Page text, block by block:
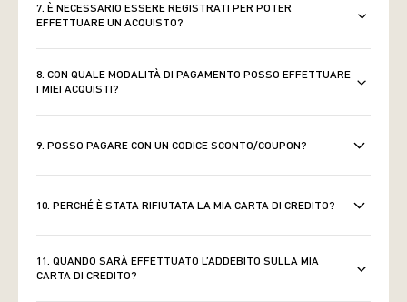
7. È NECESSARIO ESSERE REGISTRATI PER POTER
EFFETTUARE UN ACQUISTO?
8. CON QUALE MODALITÀ DI PAGAMENTO POSSO EFFETTUARE
I MIEI ACQUISTI?
9. POSSO PAGARE CON UN CODICE SCONTO/COUPON?
10. PERCHÉ È STATA RIFIUTATA LA MIA CARTA DI CREDITO?
11. QUANDO SARÀ EFFETTUATO L’ADDEBITO SULLA MIA
CARTA DI CREDITO?